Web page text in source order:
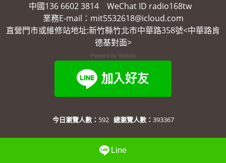
中國136 6602 3814 WeChat ID radio168tw
業務E-mail：mit5532618@icloud.com
直營門市或維修站地址:新竹縣竹北市中華路358號<中華路肯
德基對面>
Powerd by Webdo
Line
今日瀏覽人數： 592 總瀏覽人數： 393367